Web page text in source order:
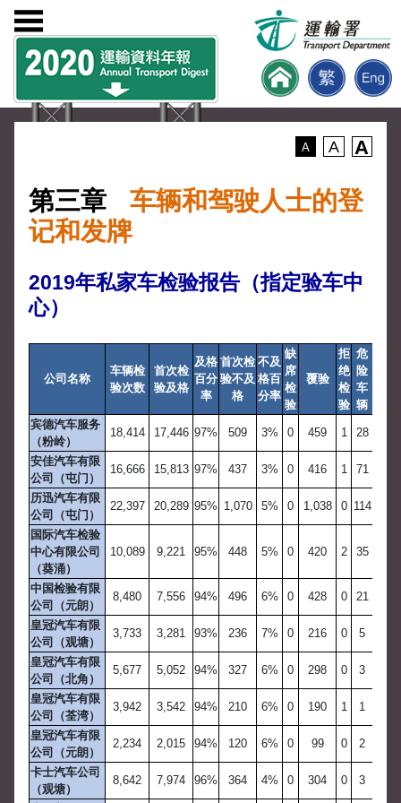
A A A
第三章
车辆和驾驶人士的登
记和发牌
2019年私家车检验报告（指定验车中
心）
公司名称
车辆检
验次数
首次检
验及格
及格
百分
率
首次检
验不及
格
不及
格百
分率
缺
席
检
验
覆验
拒
绝
检
验
危
险
车
辆
宾德汽车服务
（粉岭）
18,414 17,446 97% 509 3% 0 459 1 28
安佳汽车有限
公司（屯门）
16,666 15,813 97% 437 3% 0 416 1 71
历迅汽车有限
公司（屯门）
22,397 20,289 95% 1,070 5% 0 1,038 0 114
国际汽车检验
中心有限公司
（葵涌）
10,089 9,221 95% 448 5% 0 420 2 35
中国检验有限
公司（元朗）
8,480 7,556 94% 496 6% 0 428 0 21
皇冠汽车有限
公司（观塘）
3,733 3,281 93% 236 7% 0 216 0 5
皇冠汽车有限
公司（北角）
5,677 5,052 94% 327 6% 0 298 0 3
皇冠汽车有限
公司（荃湾）
3,942 3,542 94% 210 6% 0 190 1 1
皇冠汽车有限
公司（元朗）
2,234 2,015 94% 120 6% 0 99 0 2
卡士汽车公司
（观塘）
8,642 7,974 96% 364 4% 0 304 0 3